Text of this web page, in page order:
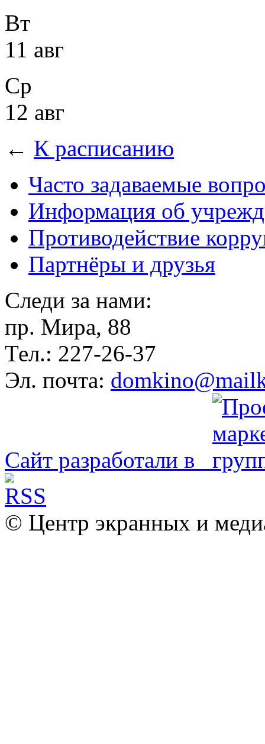
Вт
11 авг
Ср
12 авг
← К расписанию
Часто задаваемые
Информация об
Противодействие
Партнёры и друзья
Следи за нами:
пр. Мира, 88
Тел.: 227-26-37
Эл. почта:
Сайт разработали в
© Центр экранных и